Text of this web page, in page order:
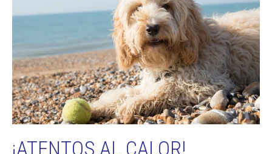
¡ATENTOS AL CALOR!